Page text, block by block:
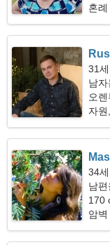
혼례
31
남
오
자
34
남
170
암